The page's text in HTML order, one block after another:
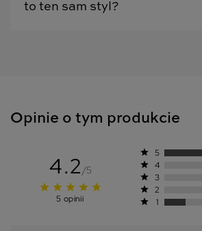
to ten sam styl?
Opinie o tym produkcie
4.2/5
star star star star grade
5 opinii
star 5
star 4
star 3
star 2
star 1